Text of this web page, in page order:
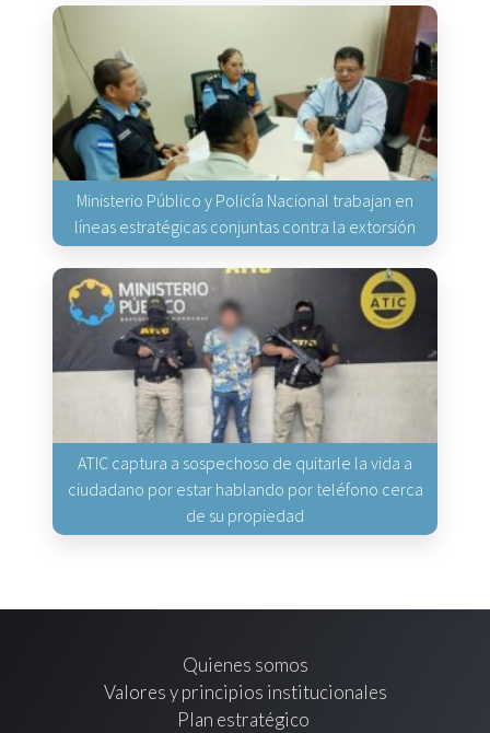
Ministerio Público y Policía Nacional trabajan en
líneas estratégicas conjuntas contra la extorsión
ATIC captura a sospechoso de quitarle la vida a
ciudadano por estar hablando por teléfono cerca
de su propiedad
Quienes somos
Valores y principios institucionales
Plan estratégico